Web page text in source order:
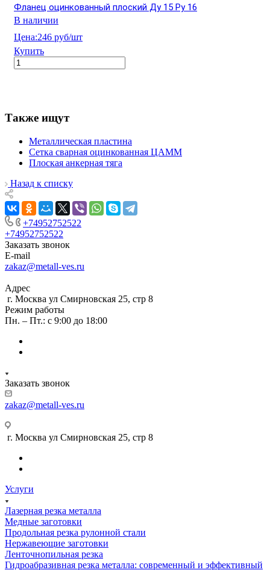
Фланец оцинкованный плоский Ду 15 Ру 16
В наличии
Цена:246 руб/шт
Купить
Также ищут
Металлическая пластина
Сетка сварная оцинкованная ЦАММ
Плоская анкерная тяга
Назад к списку
+74952752522
+74952752522
Заказать звонок
E-mail
zakaz@metall-ves.ru
Адрес
г. Москва ул Смирновская 25, стр 8
Режим работы
Пн. – Пт.: с 9:00 до 18:00
Заказать звонок
zakaz@metall-ves.ru
г. Москва ул Смирновская 25, стр 8
Услуги
Лазерная резка металла
Медные заготовки
Продольная резка рулонной стали
Нержавеющие заготовки
Ленточнопильная резка
Гидроабразивная резка металла: современный и эффективный